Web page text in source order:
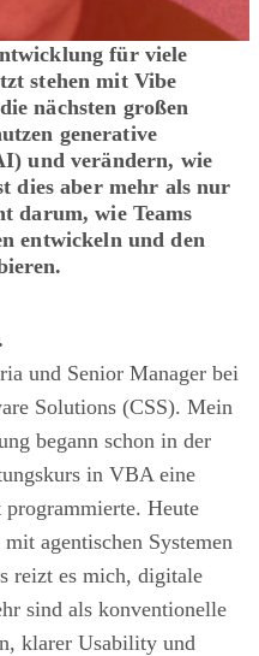
für viele
stehen mit Vibe
nächsten großen
generative
und verändern, wie
dies aber mehr als nur
darum, wie Teams
entwickeln und den
und Senior Manager bei
Solutions (CSS). Mein
begann schon in der
in VBA eine
Heute
agentischen Systemen
reizt es mich, digitale
sind als konventionelle
klarer Usability und